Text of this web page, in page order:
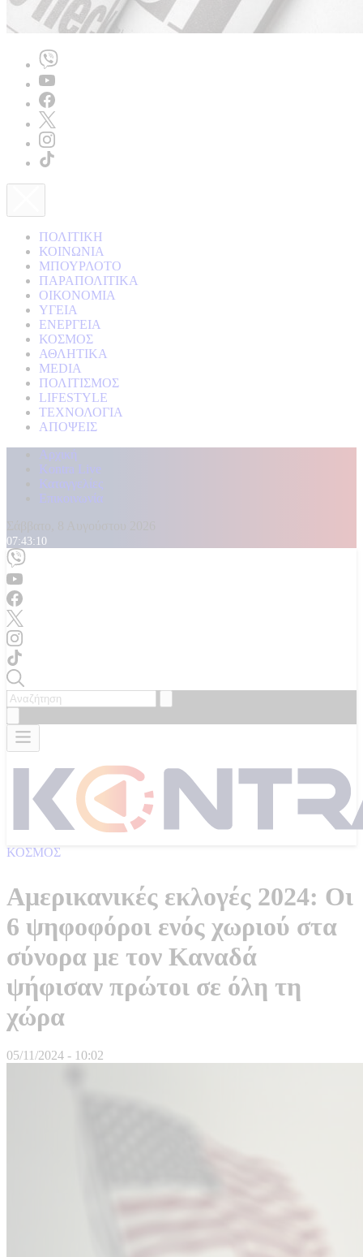
ΠΟΛΙΤΙΚΗ
ΚΟΙΝΩΝΙΑ
ΜΠΟΥΡΛΟΤΟ
ΠΑΡΑΠΟΛΙΤΙΚΑ
ΟΙΚΟΝΟΜΙΑ
ΥΓΕΙΑ
ΕΝΕΡΓΕΙΑ
ΚΟΣΜΟΣ
ΑΘΛΗΤΙΚΑ
MEDIA
ΠΟΛΙΤΙΣΜΟΣ
LIFESTYLE
ΤΕΧΝΟΛΟΓΙΑ
ΑΠΟΨΕΙΣ
Αρχική
Kontra Live
Καταγγελίες
Επικοινωνία
07:43:12
ΚΟΣΜΟΣ
Αμερικανικές εκλογές 2024: Οι
6 ψηφοφόροι ενός χωριού στα
σύνορα με τον Καναδά
ψήφισαν πρώτοι σε όλη τη
χώρα
05/11/2024 - 10:02